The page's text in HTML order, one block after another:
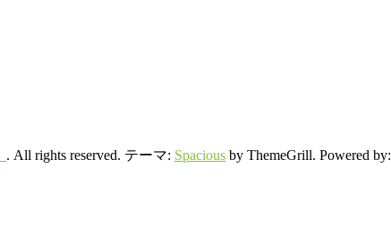
. All rights reserved. テーマ: Spacious by ThemeGrill. Powered by: